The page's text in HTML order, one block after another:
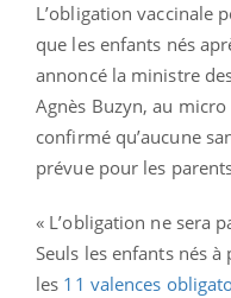
L’obligation vaccinale
que les enfants nés
annoncé la ministre
Agnès Buzyn, au micro
confirmé qu’aucune
prévue pour les
« L’obligation ne sera
Seuls les enfants nés
les 11 valences